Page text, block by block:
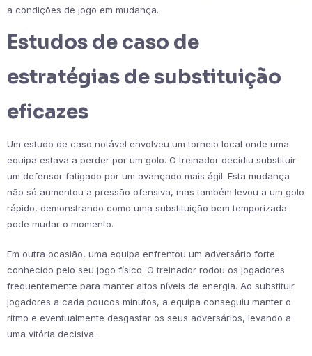
a condições de jogo em mudança.
Estudos de caso de
estratégias de substituição
eficazes
Um estudo de caso notável envolveu um torneio local onde uma
equipa estava a perder por um golo. O treinador decidiu substituir
um defensor fatigado por um avançado mais ágil. Esta mudança
não só aumentou a pressão ofensiva, mas também levou a um golo
rápido, demonstrando como uma substituição bem temporizada
pode mudar o momento.
Em outra ocasião, uma equipa enfrentou um adversário forte
conhecido pelo seu jogo físico. O treinador rodou os jogadores
frequentemente para manter altos níveis de energia. Ao substituir
jogadores a cada poucos minutos, a equipa conseguiu manter o
ritmo e eventualmente desgastar os seus adversários, levando a
uma vitória decisiva.